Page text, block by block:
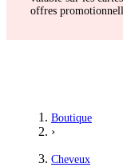
offres
Boutique
›
Cheveux